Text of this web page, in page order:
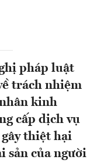
pháp luật
trách nhiệm
kinh
cấp dịch vụ
thiệt hại
sản của người